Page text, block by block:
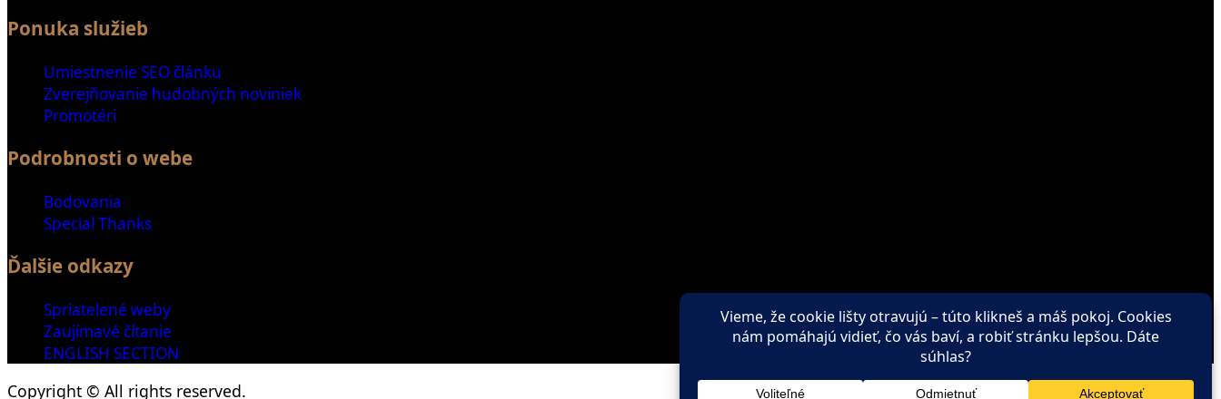
Ponuka služieb
Umiestnenie SEO článku
Zverejňovanie hudobných noviniek
Promotéri
Podrobnosti o webe
Bodovania
Special Thanks
Ďalšie odkazy
Spriatelené weby
Zaujímavé čítanie
ENGLISH SECTION
Copyright © All rights reserved.